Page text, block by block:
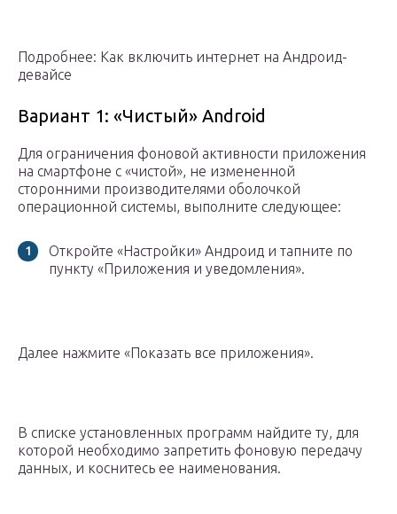
Подробнее: Как включить интернет на Андроид-
девайсе
Вариант 1: «Чистый» Android
Для ограничения фоновой активности приложения
на смартфоне с «чистой», не измененной
сторонними производителями оболочкой
операционной системы, выполните следующее:
Откройте «Настройки» Андроид и тапните по
пункту «Приложения и уведомления».
Далее нажмите «Показать все приложения».
В списке установленных программ найдите ту, для
которой необходимо запретить фоновую передачу
данных, и коснитесь ее наименования.